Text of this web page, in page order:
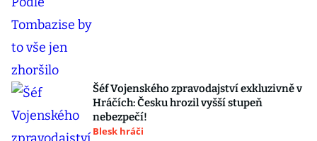
Šéf Vojenského zpravodajství exkluzivně v
Hráčích: Česku hrozil vyšší stupeň
nebezpečí!
Blesk hráči